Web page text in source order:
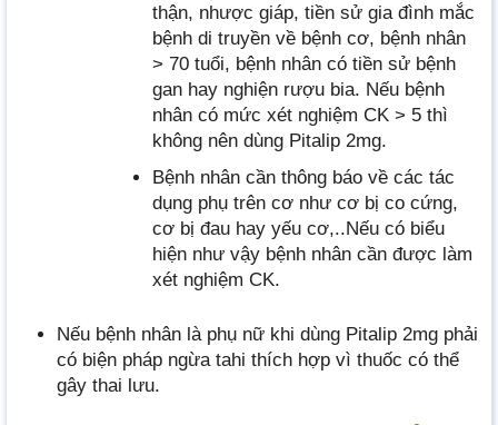
thận, nhược giáp, tiền sử gia đình mắc
bệnh di truyền về bệnh cơ, bệnh nhân
> 70 tuổi, bệnh nhân có tiền sử bệnh
gan hay nghiện rượu bia. Nếu bệnh
nhân có mức xét nghiệm CK > 5 thì
không nên dùng Pitalip 2mg.
Bệnh nhân cần thông báo về các tác
dụng phụ trên cơ như cơ bị co cứng,
cơ bị đau hay yếu cơ,..Nếu có biểu
hiện như vậy bệnh nhân cần được làm
xét nghiệm CK.
Nếu bệnh nhân là phụ nữ khi dùng Pitalip 2mg phải
có biện pháp ngừa tahi thích hợp vì thuốc có thể
gây thai lưu.